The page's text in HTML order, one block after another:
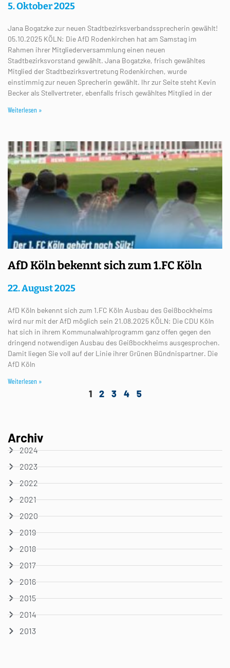
5. Oktober 2025
Jana Bogatzke zur neuen Stadtbezirksverbandssprecherin gewählt!
05.10.2025 KÖLN: Die AfD Rodenkirchen hat am Samstag im
Rahmen ihrer Mitgliederversammlung einen neuen
Stadtbezirksvorstand gewählt. Jana Bogatzke, frisch gewähltes
Mitglied der Stadtbezirksvertretung Rodenkirchen, wurde
einstimmig zur neuen Sprecherin gewählt. Ihr zur Seite steht Kevin
Becker als Stellvertreter, ebenfalls frisch gewähltes Mitglied in der
Weiterlesen »
AfD Köln bekennt sich zum 1.FC Köln
22. August 2025
AfD Köln bekennt sich zum 1.FC Köln Ausbau des Geißbockheims
wird nur mit der AfD möglich sein 21.08.2025 KÖLN: Die CDU Köln
hat sich in ihrem Kommunalwahlprogramm ganz offen gegen den
dringend notwendigen Ausbau des Geißbockheims ausgesprochen.
Damit liegen Sie voll auf der Linie ihrer Grünen Bündnispartner. Die
AfD Köln
Weiterlesen »
1 2 3 4 5
Archiv
2024
2023
2022
2021
2020
2019
2018
2017
2016
2015
2014
2013